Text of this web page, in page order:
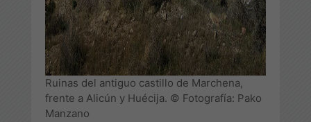
Ruinas del antiguo castillo de Marchena,
frente a Alicún y Huécija. © Fotografía: Pako
Manzano